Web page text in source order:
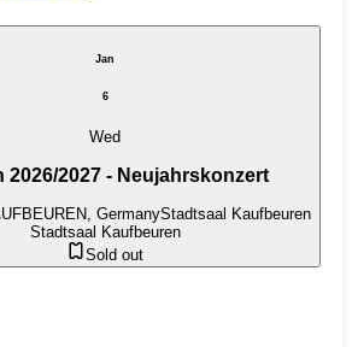
Jan
6
Wed
2026/2027 - Neujahrskonzert
GermanyStadtsaal Kaufbeuren
Stadtsaal Kaufbeuren
Sold out